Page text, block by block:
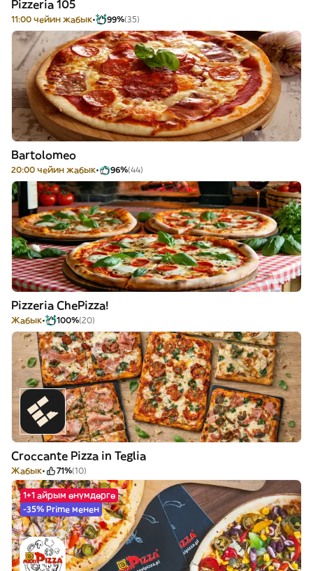
Pizzeria 105
11:00 чейин жабык 99%(35)
Bartolomeo
20:00 чейин жабык 96%(44)
Pizzeria ChePizza!
Жабык 100%(20)
Croccante Pizza in Teglia
Жабык 71%(10)
1+1 айрым өнүмдөргө
-35% Prime менен